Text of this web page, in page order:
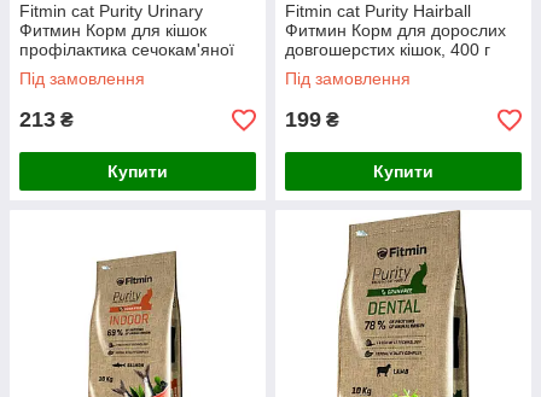
Fitmin cat Purity Urinary
Фитмин Корм для кішок
профілактика сечокам'яної
хвороб системи, 400 г
Під замовлення
213 ₴
Купити
Fitmin cat Purity Hairball
Фитмин Корм для дорослих
довгошерстих кішок, 400 г
Під замовлення
199 ₴
Купити